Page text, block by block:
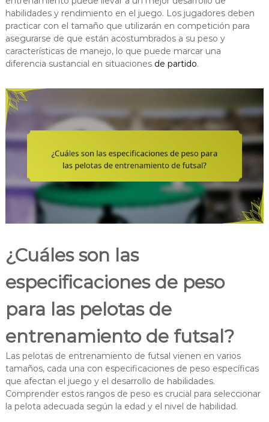
habilidades y rendimiento en el juego. Los jugadores deben
practicar con el tamaño que utilizarán en competición para
asegurarse de que están acostumbrados a su peso y
características de manejo, lo que puede marcar una
diferencia sustancial en situaciones de partido.
¿Cuáles son las
especificaciones de peso
para las pelotas de
entrenamiento de futsal?
Las pelotas de entrenamiento de futsal vienen en varios
tamaños, cada una con especificaciones de peso específicas
que afectan el juego y el desarrollo de habilidades.
Comprender estos rangos de peso es crucial para seleccionar
la pelota adecuada según la edad y el nivel de habilidad.